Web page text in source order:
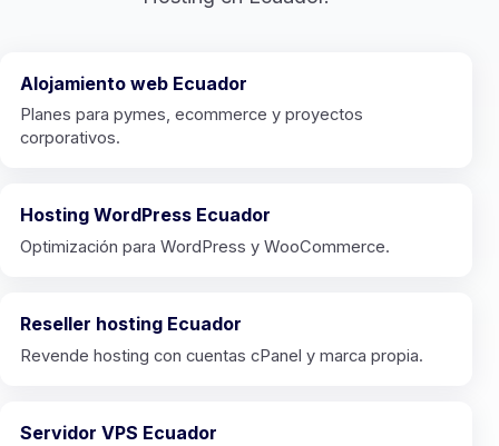
Alojamiento web Ecuador
Planes para pymes, ecommerce y proyectos
corporativos.
Hosting WordPress Ecuador
Optimización para WordPress y WooCommerce.
Reseller hosting Ecuador
Revende hosting con cuentas cPanel y marca propia.
Servidor VPS Ecuador